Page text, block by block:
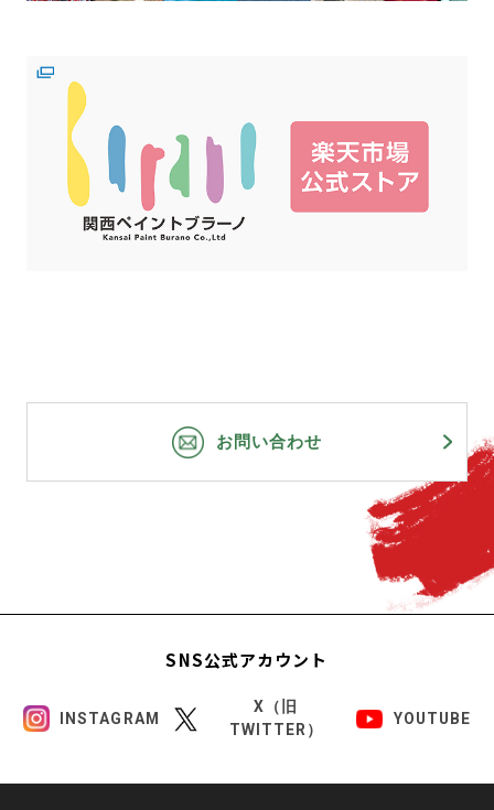
お問い合わせ
SNS公式アカウント
INSTAGRAM
X（旧
TWITTER）
YOUTUBE